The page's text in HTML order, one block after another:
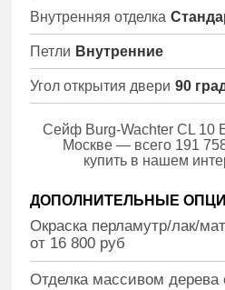
Внутренняя отделка
Петли Внутренние
Угол открытия двери 90
Сейф Burg-Wachter CL 10
Москве — всего 191
купить в нашем
ДОПОЛНИТЕЛЬНЫЕ
Окраска перламутр/лак/
от 16 800 руб
Отделка массивом дерева